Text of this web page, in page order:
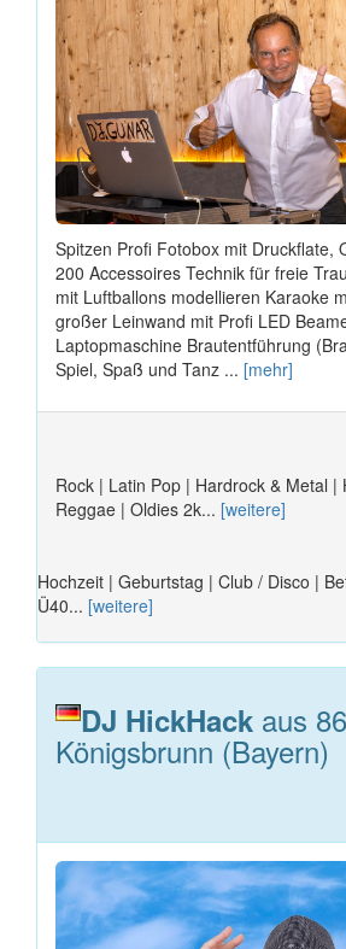
Spitzen Profi Fotobox mit Druckflate,
200 Accessoires Technik für freie
mit Luftballons modellieren Karaoke
großer Leinwand mit Profi LED
Laptopmaschine Brautentführung
Spiel, Spaß und Tanz ... [mehr]
Rock | Latin Pop | Hardrock & Metal |
Reggae | Oldies 2k... [weitere]
Hochzeit | Geburtstag | Club / Disco |
Ü40... [weitere]
DJ HickHack aus
Königsbrunn (Bayern)